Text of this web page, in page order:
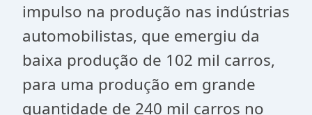
impulso na produção nas indústrias
automobilistas, que emergiu da
baixa produção de 102 mil carros,
para uma produção em grande
quantidade de 240 mil carros no